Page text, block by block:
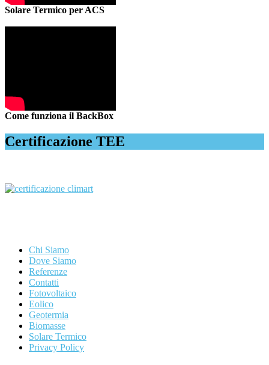
Solare Termico per ACS
Come funziona il BackBox
Certificazione TEE
Chi Siamo
Dove Siamo
Referenze
Contatti
Fotovoltaico
Eolico
Geotermia
Biomasse
Solare Termico
Privacy Policy